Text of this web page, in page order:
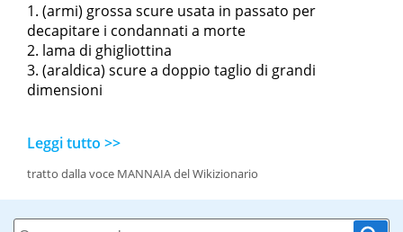
(armi) grossa scure usata in passato per
decapitare i condannati a morte
lama di ghigliottina
(araldica) scure a doppio taglio di grandi
dimensioni
Leggi tutto >>
tratto dalla voce MANNAIA del Wikizionario